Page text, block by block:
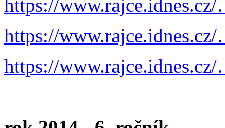
https://
https://
https://